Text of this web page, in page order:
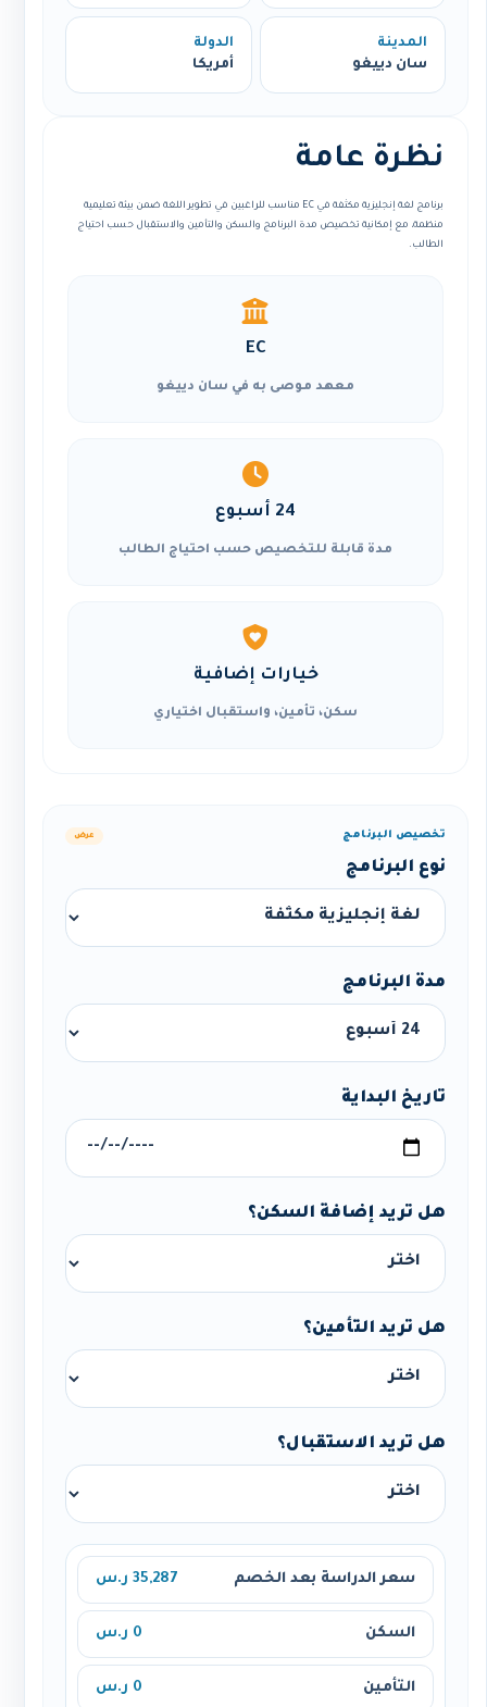
المدينة
سان دييغو
الدولة
أمريكا
نظرة عامة
برنامج لغة إنجليزية مكثفة في EC مناسب للراغبين في تطوير اللغة ضمن بيئة تعليمية
منظمة، مع إمكانية تخصيص مدة البرنامج والسكن والتأمين والاستقبال حسب احتياج
الطالب.
EC
معهد موصى به في سان دييغو
24 أسبوع
مدة قابلة للتخصيص حسب احتياج الطالب
خيارات إضافية
سكن، تأمين، واستقبال اختياري
تخصيص البرنامج عرض
نوع البرنامج
مدة البرنامج
تاريخ البداية
هل تريد إضافة السكن؟
هل تريد التأمين؟
هل تريد الاستقبال؟
سعر الدراسة بعد الخصم 35,287 ر.س
السكن 0 ر.س
التأمين 0 ر.س